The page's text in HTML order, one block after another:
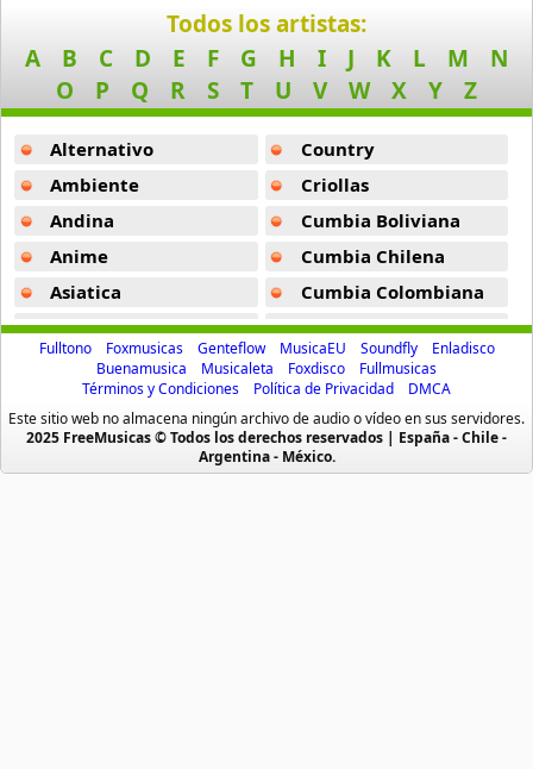
Amr Diab
Salam La Paz Al Final - Alabina
We Fehemt 3eneek -Amr Diab
Simarik -Tarkan
Khaleek Ma3aya -
Jameel Harem -
Takassim -Azzddine With Bill Laswell
Flor De Loto -Hakim
Alala Ilali -Hakim
Tarkan
Todos los artistas:
A
B C D E F G H I J K L M
N
O
P Q R S T U V W X Y Z
Alternativo
Ambiente
Andina
Anime
Asiatica
Atevip
Bachatas
Baladas
Baladas De Oro
Baladas En Ingles
Country
Criollas
Cumbia Boliviana
Cumbia Chilena
Cumbia Colombiana
Cumbia Ecuatoriana
Cumbia Mexicana
Cumbia Pop
Cumbia Surena
Cumbias
Fulltono Foxmusicas Genteflow MusicaEU Soundfly
Enladisco
Buenamusica
Musicaleta Foxdisco
Fullmusicas
Términos y Condiciones
Política de Privacidad
DMCA
Este sitio web no almacena ningún archivo de audio o vídeo en sus servidores.
2025 FreeMusicas © Todos los derechos reservados | España - Chile -
Argentina - México.